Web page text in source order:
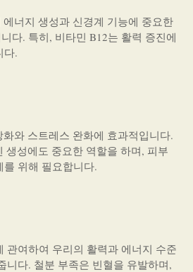
너지 생성과 신경계 기능에 중요한
다. 특히, 비타민 B12는 활력 증진에
다.
와 스트레스 완화에 효과적입니다.
생성에도 중요한 역할을 하며, 피부
위해 필요합니다.
관여하여 우리의 활력과 에너지 수준
니다. 철분 부족은 빈혈을 유발하며,